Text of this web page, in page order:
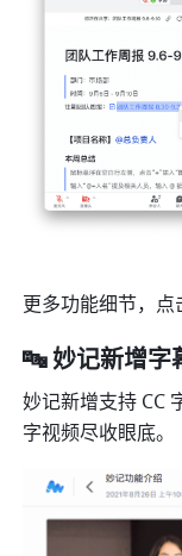
更多功能细节，点
🔤 妙记新增字
妙记新增支持 CC
字视频尽收眼底。